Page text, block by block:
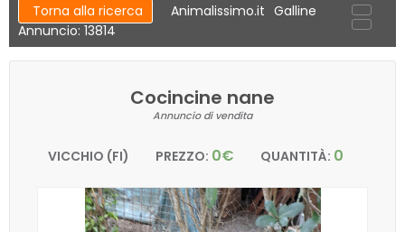
Torna alla ricerca Animalissimo.it Galline
Annuncio: 13814
Cocincine nane
Annuncio di vendita
VICCHIO (FI) PREZZO: 0€ QUANTITÀ: 0